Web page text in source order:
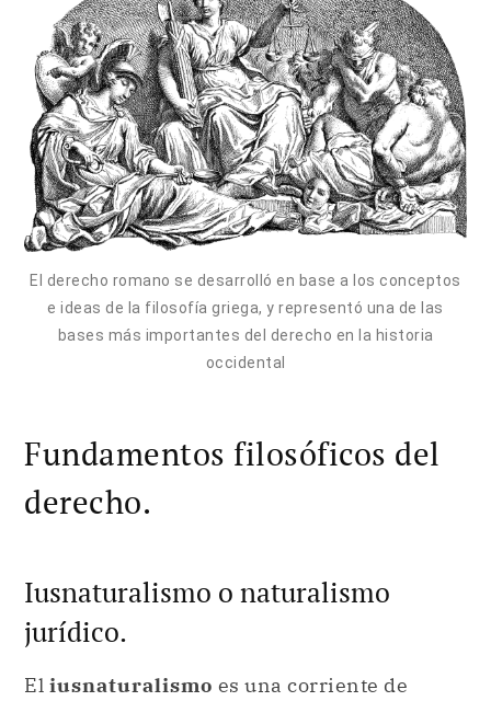
El derecho romano se desarrolló en base a los conceptos
e ideas de la filosofía griega, y representó una de las
bases más importantes del derecho en la historia
occidental
Fundamentos filosóficos del
derecho.
Iusnaturalismo o naturalismo
jurídico.
El iusnaturalismo es una corriente de